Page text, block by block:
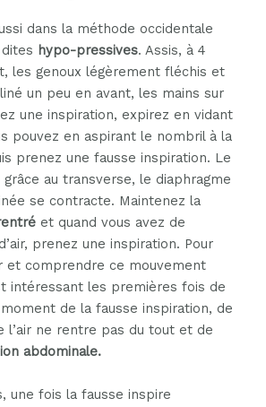
dans la méthode occidentale
hypo-pressives. Assis, à 4
les genoux légèrement fléchis et
un peu en avant, les mains sur
une inspiration, expirez en vidant
pouvez en aspirant le nombril à la
prenez une fausse inspiration. Le
au transverse, le diaphragme
se contracte. Maintenez la
et quand vous avez de
prenez une inspiration. Pour
et comprendre ce mouvement
intéressant les premières fois de
moment de la fausse inspiration, de
l’air ne rentre pas du tout et de
abdominale.
une fois la fausse inspire